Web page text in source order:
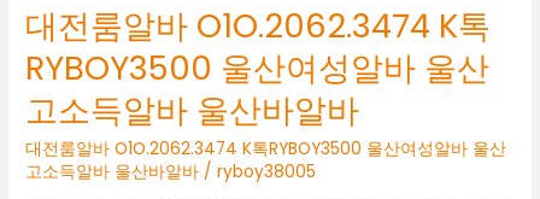
대전룸알바 O1O.2062.3474 K톡
RYBOY3500 울산여성알바 울산
고소득알바 울산바알바
대전룸알바 O1O.2062.3474 K톡RYBOY3500 울산여성알바 울산
고소득알바 울산바알바 /ryboy38005
바
O1O.2062.3474
K
RYBOY3500
울
산